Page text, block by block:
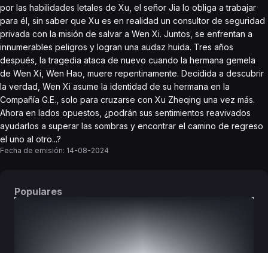
por las habilidades letales de Xu, el señor Jia lo obliga a trabajar
para él, sin saber que Xu es en realidad un consultor de seguridad
privada con la misión de salvar a Wen Xi. Juntos, se enfrentan a
innumerables peligros y logran una audaz huida. Tres años
después, la tragedia ataca de nuevo cuando la hermana gemela
de Wen Xi, Wen Hao, muere repentinamente. Decidida a descubrir
la verdad, Wen Xi asume la identidad de su hermana en la
Compañía G.E., solo para cruzarse con Xu Zheqing una vez más.
Ahora en lados opuestos, ¿podrán sus sentimientos reavivados
ayudarlos a superar las sombras y encontrar el camino de regreso
el uno al otro...?
Fecha de emisión: 14-08-2024
Populares